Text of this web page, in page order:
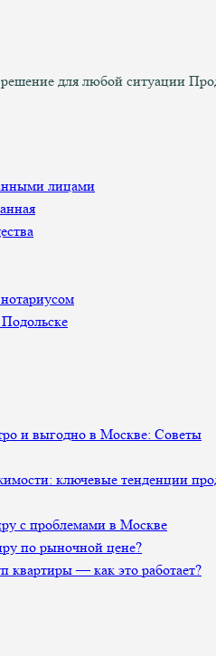
для любой ситуации
лицами
и выгодно в Москве: Советы
ключевые тенденции
с проблемами в Москве
по рыночной цене?
квартиры — как это работает?